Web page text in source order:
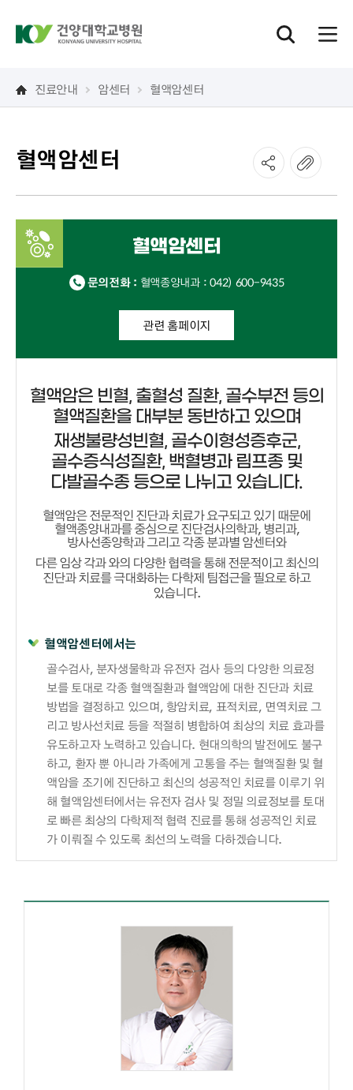
진료안내 암센터 혈액암센터
혈액암센터
혈액암센터
문의전화 : 혈액종양내과 : 042) 600-9435
관련 홈페이지
혈액암은 빈혈, 출혈성 질환, 골수부전 등의
혈액질환을 대부분 동반하고 있으며
재생불량성빈혈, 골수이형성증후군,
골수증식성질환, 백혈병과 림프종 및
다발골수종 등으로 나뉘고 있습니다.
혈액암은 전문적인 진단과 치료가 요구되고 있기 때문에
혈액종양내과를 중심으로 진단검사의학과, 병리과,
방사선종양학과 그리고 각종 분과별 암센터와
다른 임상 각과 와의 다양한 협력을 통해 전문적이고 최신의
진단과 치료를 극대화하는 다학제 팀접근을 필요로 하고
있습니다.
혈액암센터에서는
골수검사, 분자생물학과 유전자 검사 등의 다양한 의료정
보를 토대로 각종 혈액질환과 혈액암에 대한 진단과 치료
방법을 결정하고 있으며, 항암치료, 표적치료, 면역치료 그
리고 방사선치료 등을 적절히 병합하여 최상의 치료 효과를
유도하고자 노력하고 있습니다. 현대의학의 발전에도 불구
하고, 환자 뿐 아니라 가족에게 고통을 주는 혈액질환 및 혈
액암을 조기에 진단하고 최신의 성공적인 치료를 이루기 위
해 혈액암센터에서는 유전자 검사 및 정밀 의료정보를 토대
로 빠른 최상의 다학제적 협력 진료를 통해 성공적인 치료
가 이뤄질 수 있도록 최선의 노력을 다하겠습니다.